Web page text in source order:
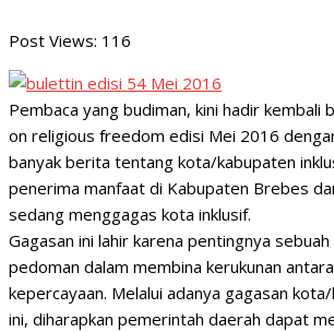
Post Views: 116
Pembaca yang budiman, kini hadir kembali
on religious freedom edisi Mei 2016
banyak berita tentang kota/kabupaten
penerima manfaat di Kabupaten Brebes
sedang menggagas kota inklusif.
Gagasan ini lahir karena pentingnya
pedoman dalam membina kerukunan
kepercayaan. Melalui adanya gagasan
ini, diharapkan pemerintah daerah dapat